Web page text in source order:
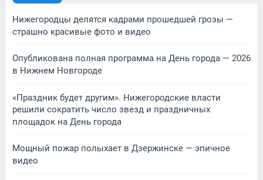
Нижегородцы делятся кадрами прошедшей грозы —
страшно красивые фото и видео
Опубликована полная программа на День города — 2026
в Нижнем Новгороде
«Праздник будет другим». Нижегородские власти
решили сократить число звезд и праздничных
площадок на День города
Мощный пожар полыхает в Дзержинске — эпичное
видео